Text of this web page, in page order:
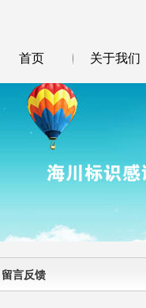
首页 关于我们
留言反馈